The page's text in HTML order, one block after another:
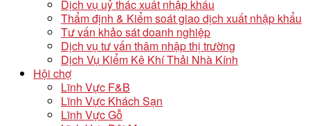
Dịch vụ uỷ thác xuất nhập khẩu
Thẩm định & Kiểm soát giao dịch xuất nhập khẩu
Tư vấn khảo sát doanh nghiệp
Dịch vụ tư vấn thâm nhập thị trường
Dịch Vụ Kiểm Kê Khí Thải Nhà Kính
Hội chợ
Lĩnh Vực F&B
Lĩnh Vực Khách Sạn
Lĩnh Vực Gỗ